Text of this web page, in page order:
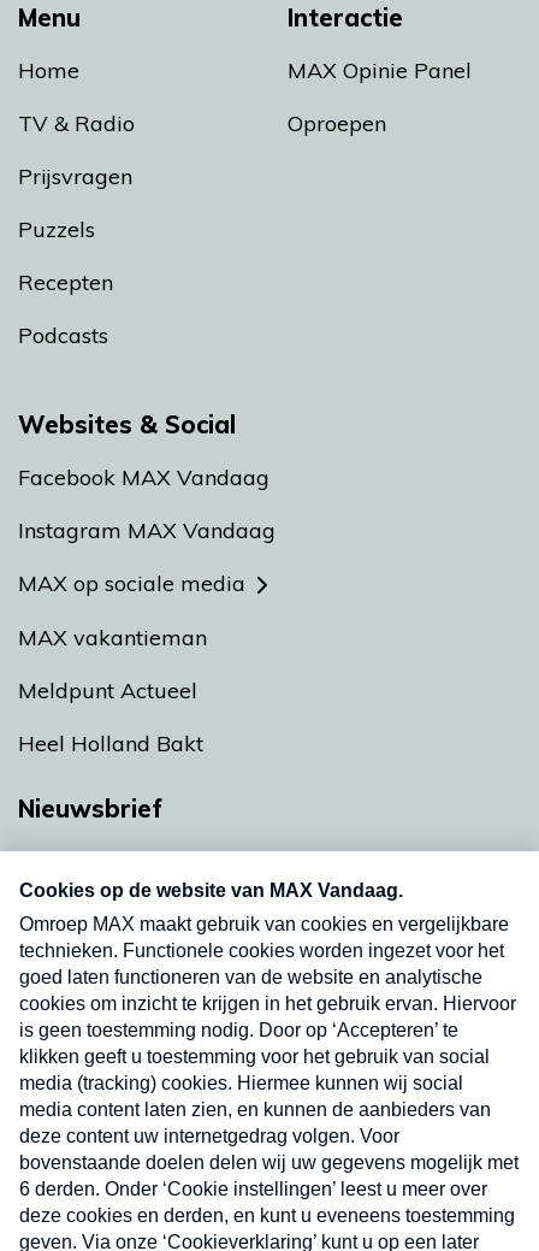
Menu
Home
TV & Radio
Prijsvragen
Puzzels
Recepten
Podcasts
Interactie
MAX Opinie Panel
Oproepen
Websites & Social
Facebook MAX Vandaag
Instagram MAX Vandaag
MAX op sociale media
MAX vakantieman
Meldpunt Actueel
Heel Holland Bakt
Nieuwsbrief
nieuwsbrief. Elke vrijdag- en dinsdagochtend in
uw mailbox.
Verzend
Nieuwsbrief